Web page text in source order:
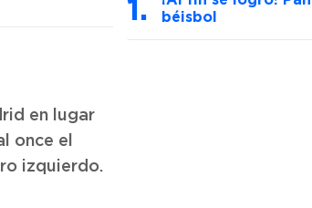
en lugar
once el
izquierdo.
béisbol